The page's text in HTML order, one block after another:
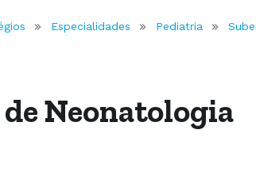
Especialidades Pediatria
Neonatologia